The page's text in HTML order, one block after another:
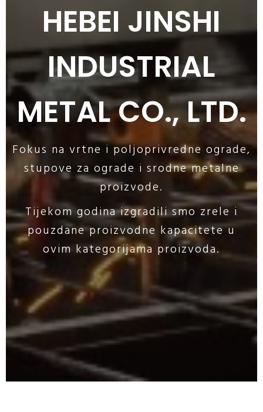
HEBEI JINSHI
INDUSTRIAL
METAL CO., LTD.
Fokus na vrtne i poljoprivredne ograde,
stupove za ograde i srodne metalne
proizvode.
Tijekom godina izgradili smo zrele i
pouzdane proizvodne kapacitete u
ovim kategorijama proizvoda.